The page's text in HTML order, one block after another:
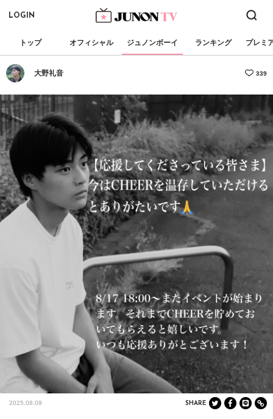
LOGIN
トップ オフィシャル ジュノンボーイ ランキング プレミ
大野礼音 339
2025.08.09 SHARE